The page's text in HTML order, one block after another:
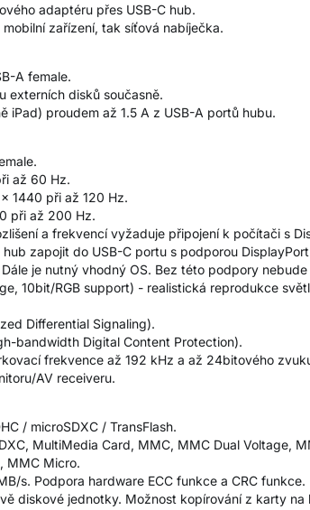
adaptéru přes USB-C hub.
zařízení, tak síťová nabíječka.
A female.
externích disků současně.
iPad) proudem až 1.5 A z USB-A portů hubu.
až 60 Hz.
1440 při až 120 Hz.
při až 200 Hz.
a frekvencí vyžaduje připojení k počítači s
zapojit do USB-C portu s podporou
je nutný vhodný OS. Bez této podpory
10bit/RGB support) - realistická reprodukce
Differential Signaling).
bandwidth Digital Content Protection).
frekvence až 192 kHz a až 24bitového
AV receiveru.
/ microSDXC / TransFlash.
MultiMedia Card, MMC, MMC Dual Voltage,
MMC Micro.
s. Podpora hardware ECC funkce a CRC funkce.
diskové jednotky. Možnost kopírování z karty na